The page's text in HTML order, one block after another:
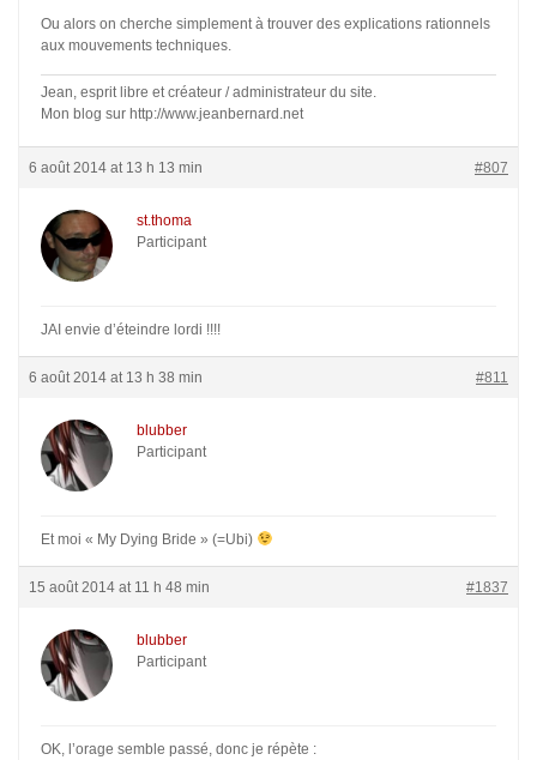
Ou alors on cherche simplement à trouver des explications rationnels
aux mouvements techniques.
Jean, esprit libre et créateur / administrateur du site.
Mon blog sur http://www.jeanbernard.net
6 août 2014 at 13 h 13 min #807
st.thoma
Participant
JAI envie d’éteindre lordi !!!!
6 août 2014 at 13 h 38 min #811
blubber
Participant
Et moi « My Dying Bride » (=Ubi)
15 août 2014 at 11 h 48 min #1837
blubber
Participant
OK, l’orage semble passé, donc je répète :